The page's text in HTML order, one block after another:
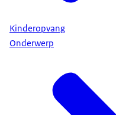
Kinderopvang
Onderwerp